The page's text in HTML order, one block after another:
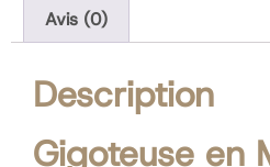
Avis (0)
Description
Gigoteuse en